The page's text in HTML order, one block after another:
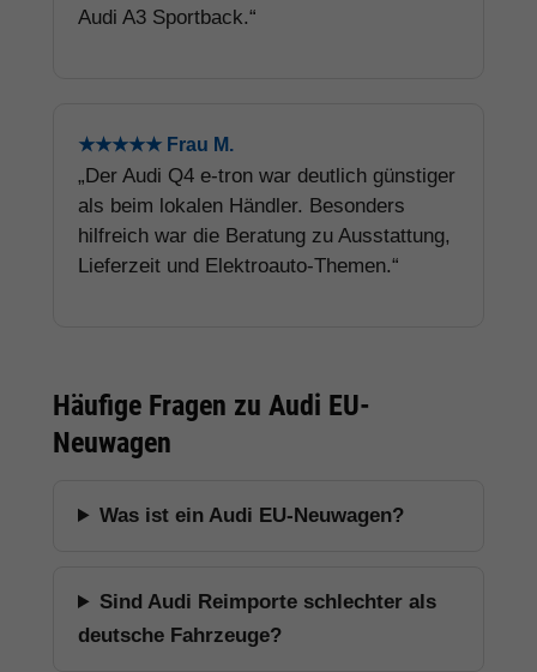
Audi A3 Sportback.“
★★★★★ Frau M.
„Der Audi Q4 e-tron war deutlich günstiger
als beim lokalen Händler. Besonders
hilfreich war die Beratung zu Ausstattung,
Lieferzeit und Elektroauto-Themen.“
Häufige Fragen zu Audi EU-
Neuwagen
Was ist ein Audi EU-Neuwagen?
Sind Audi Reimporte schlechter als
deutsche Fahrzeuge?